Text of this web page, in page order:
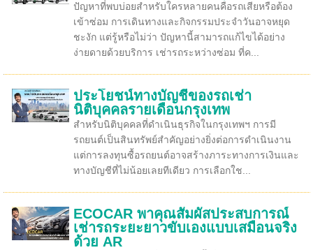
ปัญหาที่พบบ่อยสำหรับใครหลายคนคือรถเสียหรือต้อง
เข้าซ่อม การเดินทางและกิจกรรมประจำวันอาจหยุด
ชะงัก แต่รู้หรือไม่ว่า ปัญหานี้สามารถแก้ไขได้อย่าง
ง่ายดายด้วยบริการ เช่ารถระหว่างซ่อม ที่ค...
ประโยชน์ทางบัญชีของรถเช่า
นิติบุคคลรายเดือนกรุงเทพ
สำหรับนิติบุคคลที่ดำเนินธุรกิจในกรุงเทพฯ การมี
รถยนต์เป็นสินทรัพย์สำคัญอย่างยิ่งต่อการดำเนินงาน
แต่การลงทุนซื้อรถยนต์อาจสร้างภาระทางการเงินและ
ทางบัญชีที่ไม่น้อยเลยทีเดียว การเลือกใช...
ECOCAR พาคุณสัมผัสประสบการณ์
เช่ารถระยะยาวขับเองแบบเสมือนจริง
ด้วย AR